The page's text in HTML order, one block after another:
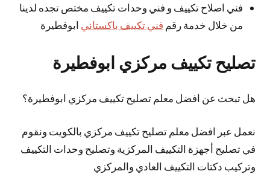
فني اصلاح تكييف و فني وحدات تكييف مختص تجده لدينا
من خلال خدمة رقم فني تكييف باكستاني ابوفطيرة
تصليح تكييف مركزي ابوفطيرة
هل تبحث عن افضل معلم تصليح تكييف مركزي ابوفطيرة؟
نعمل عبر افضل معلم تصليح تكييف مركزي بالكويت ونقوم
في تصليح أجهزة التكييف المركزية وتصليح وحدات التكييف
وتركيب دكتات التكييف العادي والمركزي